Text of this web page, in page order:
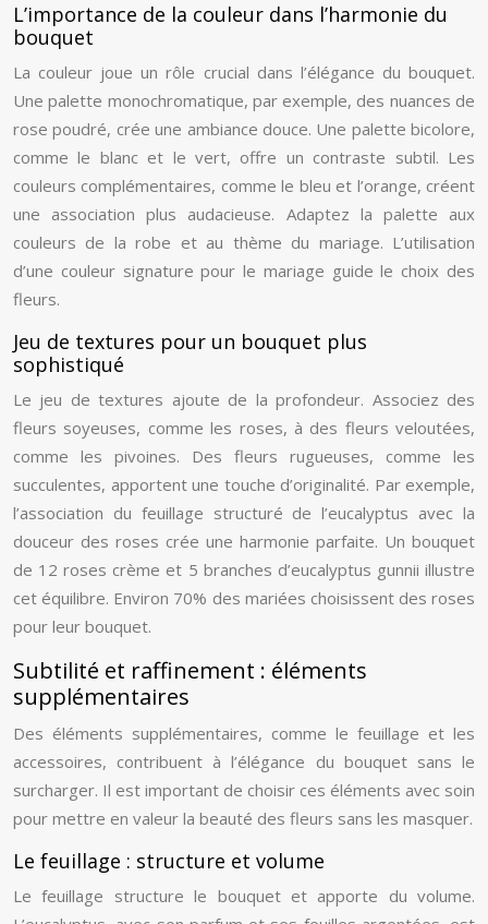
L’importance de la couleur dans l’harmonie du
bouquet
La couleur joue un rôle crucial dans l’élégance du bouquet.
Une palette monochromatique, par exemple, des nuances de
rose poudré, crée une ambiance douce. Une palette bicolore,
comme le blanc et le vert, offre un contraste subtil. Les
couleurs complémentaires, comme le bleu et l’orange, créent
une association plus audacieuse. Adaptez la palette aux
couleurs de la robe et au thème du mariage. L’utilisation
d’une couleur signature pour le mariage guide le choix des
fleurs.
Jeu de textures pour un bouquet plus
sophistiqué
Le jeu de textures ajoute de la profondeur. Associez des
fleurs soyeuses, comme les roses, à des fleurs veloutées,
comme les pivoines. Des fleurs rugueuses, comme les
succulentes, apportent une touche d’originalité. Par exemple,
l’association du feuillage structuré de l’eucalyptus avec la
douceur des roses crée une harmonie parfaite. Un bouquet
de 12 roses crème et 5 branches d’eucalyptus gunnii illustre
cet équilibre. Environ 70% des mariées choisissent des roses
pour leur bouquet.
Subtilité et raffinement : éléments
supplémentaires
Des éléments supplémentaires, comme le feuillage et les
accessoires, contribuent à l’élégance du bouquet sans le
surcharger. Il est important de choisir ces éléments avec soin
pour mettre en valeur la beauté des fleurs sans les masquer.
Le feuillage : structure et volume
Le feuillage structure le bouquet et apporte du volume.